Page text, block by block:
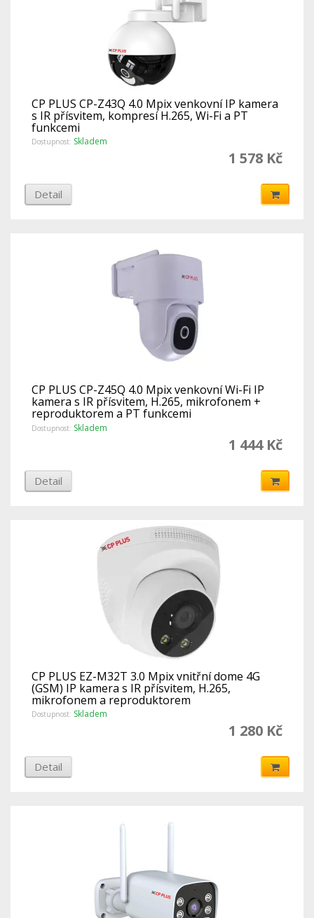
CP PLUS CP-Z43Q 4.0 Mpix venkovní IP kamera
s IR přísvitem, kompresí H.265, Wi-Fi a PT
funkcemi
Dostupnost: Skladem
1 578 Kč
Detail
CP PLUS CP-Z45Q 4.0 Mpix venkovní Wi-Fi IP
kamera s IR přísvitem, H.265, mikrofonem +
reproduktorem a PT funkcemi
Dostupnost: Skladem
1 444 Kč
Detail
CP PLUS EZ-M32T 3.0 Mpix vnitřní dome 4G
(GSM) IP kamera s IR přísvitem, H.265,
mikrofonem a reproduktorem
Dostupnost: Skladem
1 280 Kč
Detail